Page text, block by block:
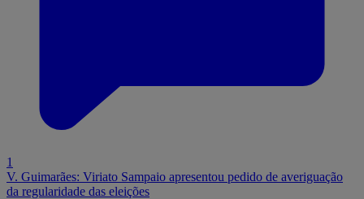
1
V. Guimarães: Viriato Sampaio apresentou pedido de averiguação
da regularidade das eleições